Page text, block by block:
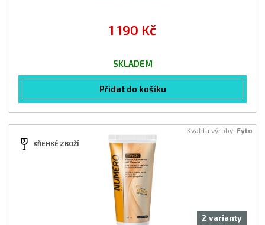
1 190 Kč
SKLADEM
Přidat do košíku
Kvalita výroby: Fyto
KŘEHKÉ ZBOŽÍ
2 varianty